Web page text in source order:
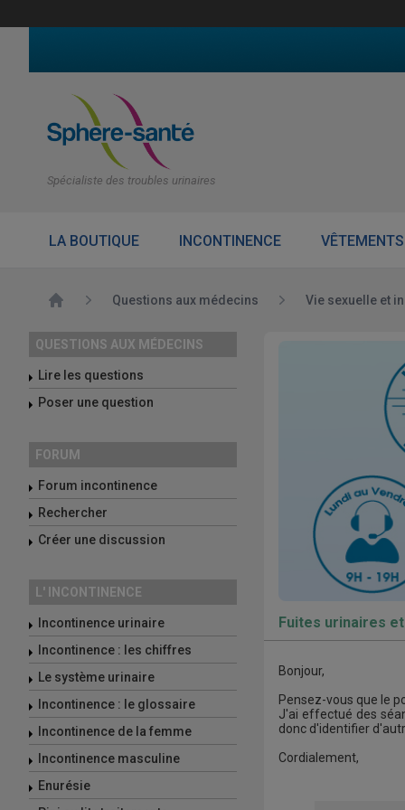
Spécialiste des troubles urinaires
LA BOUTIQUE INCONTINENCE VÊTEMENTS
Accueil Questions aux médecins Vie sexuelle et
QUESTIONS AUX MÉDECINS
Lire les questions
Poser une question
FORUM
Forum incontinence
Rechercher
Créer une discussion
L' INCONTINENCE
Incontinence urinaire
Incontinence : les chiffres
Le système urinaire
Incontinence : le glossaire
Incontinence de la femme
Incontinence masculine
Enurésie
Fuites urinaires
Bonjour,
Pensez-vous que le
J'ai effectué des
donc d'identifier
Cordialement,